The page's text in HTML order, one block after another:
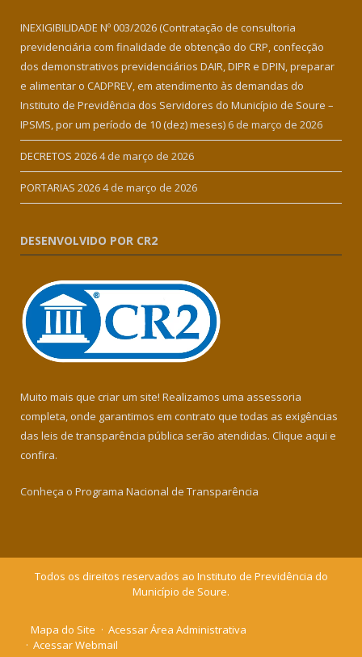
INEXIGIBILIDADE Nº 003/2026 (Contratação de consultoria
previdenciária com finalidade de obtenção do CRP, confecção
dos demonstrativos previdenciários DAIR, DIPR e DPIN, preparar
e alimentar o CADPREV, em atendimento às demandas do
Instituto de Previdência dos Servidores do Município de Soure –
IPSMS, por um período de 10 (dez) meses) 6 de março de 2026
DECRETOS 20264 de março de 2026
PORTARIAS 20264 de março de 2026
DESENVOLVIDO POR CR2
Muito mais que criar um site! Realizamos uma assessoria
completa, onde garantimos em contrato que todas as exigências
das leis de transparência pública serão atendidas. Clique aqui e
confira.
Conheça o Programa Nacional de Transparência
Todos os direitos reservados ao Instituto de Previdência do
Município de Soure.
Mapa do Site
Acessar Área Administrativa
Acessar Webmail